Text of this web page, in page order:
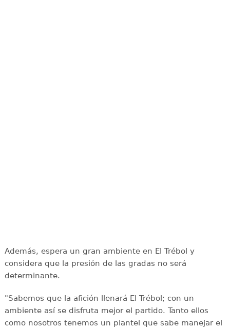
Además, espera un gran ambiente en El Trébol y
considera que la presión de las gradas no será
determinante.
"Sabemos que la afición llenará El Trébol; con un
ambiente así se disfruta mejor el partido. Tanto ellos
como nosotros tenemos un plantel que sabe manejar el